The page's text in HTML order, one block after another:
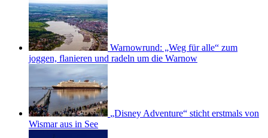
Warnowrund: „Weg für alle“ zum
joggen, flanieren und radeln um die Warnow
„Disney Adventure“ sticht erstmals von
Wismar aus in See